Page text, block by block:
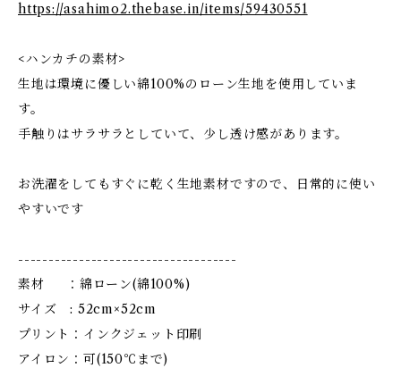
https://asahimo2.thebase.in/items/59430551
<ハンカチの素材>
生地は環境に優しい綿100%のローン生地を使用していま
す。
手触りはサラサラとしていて、少し透け感があります。
お洗濯をしてもすぐに乾く生地素材ですので、日常的に使い
やすいです
------------------------------------
素材 ：綿ローン(綿100%)
サイズ : 52cm×52cm
プリント：インクジェット印刷
アイロン：可(150℃まで)